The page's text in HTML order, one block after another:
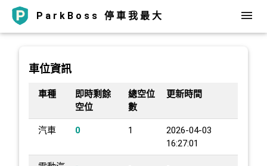
ParkBoss 停車我最大
車位資訊
車種
即時剩餘
空位
總空位
數
更新時間
汽車 0 1
2026-04-03
16:27:01